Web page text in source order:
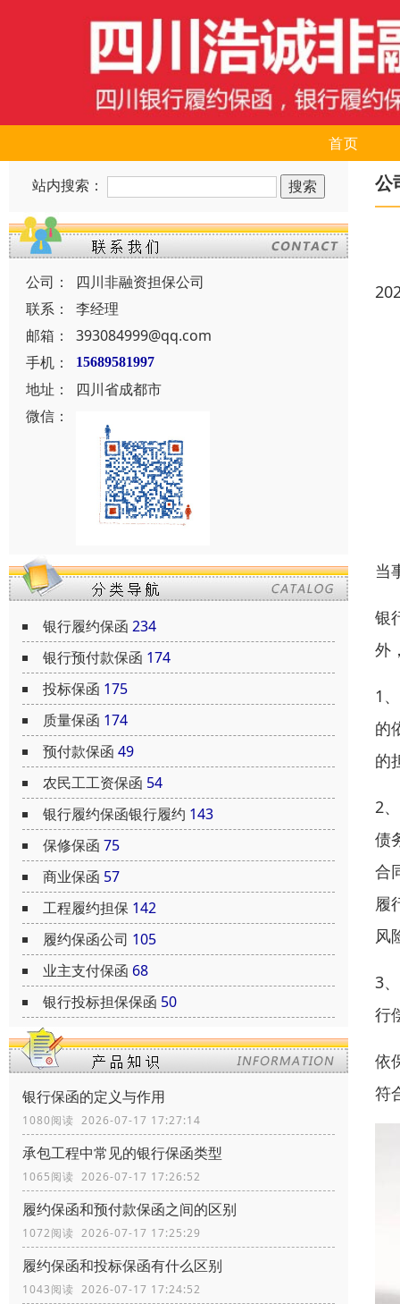
首页
站内搜索：
公司：
四川非融资担保公司
联系：
李经理
邮箱：
393084999@qq.com
手机：
15689581997
地址：
四川省成都市
微信：
银行履约保函 234
银行预付款保函 174
投标保函 175
质量保函 174
预付款保函 49
农民工工资保函 54
银行履约保函银行履约 143
保修保函 75
商业保函 57
工程履约担保 142
履约保函公司 105
业主支付保函 68
银行投标担保保函 50
银行保函的定义与作用
1080阅读 2026-07-17 17:27:14
承包工程中常见的银行保函类型
1065阅读 2026-07-17 17:26:52
履约保函和预付款保函之间的区别
1072阅读 2026-07-17 17:25:29
履约保函和投标保函有什么区别
1043阅读 2026-07-17 17:24:52
公
当
银
外
1
的
的
2
债
合
履
风
3
行
依
符